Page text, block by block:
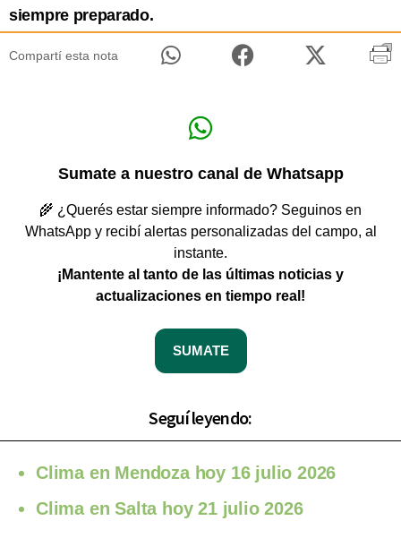
siempre preparado.
Compartí esta nota
Sumate a nuestro canal de Whatsapp
🌾 ¿Querés estar siempre informado? Seguinos en
WhatsApp y recibí alertas personalizadas del campo, al
instante.
¡Mantente al tanto de las últimas noticias y
actualizaciones en tiempo real!
SUMATE
Seguí leyendo:
Clima en Mendoza hoy 16 julio 2026
Clima en Salta hoy 21 julio 2026